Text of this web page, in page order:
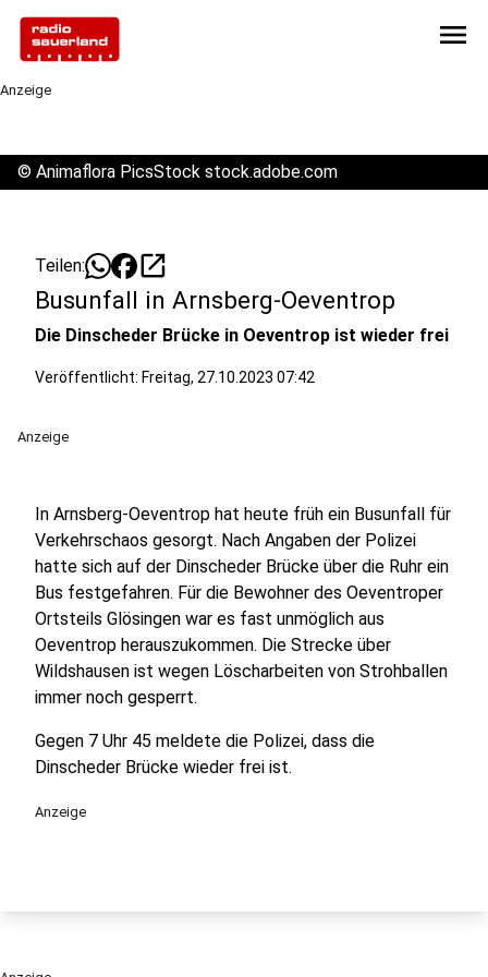
menu
Anzeige
© Animaflora PicsStock stock.adobe.com
Teilen: open_in_new
Busunfall in Arnsberg-Oeventrop
Die Dinscheder Brücke in Oeventrop ist wieder frei
Veröffentlicht: Freitag, 27.10.2023 07:42
Anzeige
In Arnsberg-Oeventrop hat heute früh ein Busunfall für
Verkehrschaos gesorgt. Nach Angaben der Polizei
hatte sich auf der Dinscheder Brücke über die Ruhr ein
Bus festgefahren. Für die Bewohner des Oeventroper
Ortsteils Glösingen war es fast unmöglich aus
Oeventrop herauszukommen. Die Strecke über
Wildshausen ist wegen Löscharbeiten von Strohballen
immer noch gesperrt.
Gegen 7 Uhr 45 meldete die Polizei, dass die
Dinscheder Brücke wieder frei ist.
Anzeige